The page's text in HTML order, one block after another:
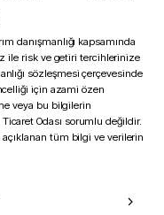
danışmanlığı kapsamında
ile risk ve getiri tercihlerinize
sözleşmesi çerçevesinde
için azami özen
veya bu bilgilerin
Odası sorumlu değildir.
açıklanan tüm bilgi ve verilerin